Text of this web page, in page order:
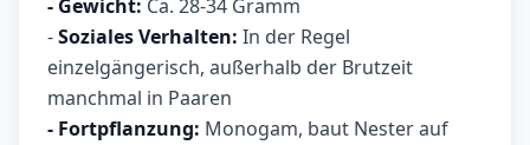
- Gewicht: Ca. 28-34 Gramm
-Soziales Verhalten: In der Regel
einzelgängerisch, außerhalb der Brutzeit
manchmal in Paaren
- Fortpflanzung: Monogam, baut Nester auf